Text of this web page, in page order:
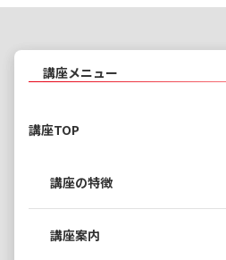
講座メニュー
講座TOP
講座の特徴
講座案内